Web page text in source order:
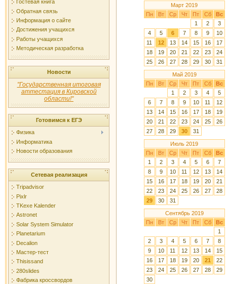
Гостевая книга
Обратная связь
Информация о сайте
Достижения учащихся
Работы учащихся
Методическая разработка
Новости
"Государственная итоговая
аттестация в Кировской
области!"
Готовимся к ЕГЭ
Физика
Информатика
Новости образования
Сетевая реализация
Tripadvisor
Pixlr
TKexe Kalender
Astronet
Solar System Simulator
Planetarium
Decalion
Мастер-тест
Thisissand
280slides
Фабрика кроссвордов
Март 2019
Пн
Вт Ср Чт Пт Сб
Вс
1
2
3
4
5 6 7 8 9
10
11
12 13 14 15 16
17
18
19 20 21 22 23
24
25
26 27 28 29 30 31
Май 2019
Пн
Вт Ср Чт Пт Сб
Вс
1
2 3 4
5
6
7 8 9 10 11
12
13
14 15 16 17 18
19
20
21 22 23 24 25
26
27
28 29 30 31
Июль 2019
Пн
Вт Ср Чт Пт Сб
Вс
1
2 3 4 5 6
7
8
9 10 11 12 13
14
15
16 17 18 19 20
21
22
23 24 25 26 27
28
29
30 31
Сентябрь 2019
Пн
Вт Ср Чт Пт Сб
Вс
1
2
3 4 5 6 7
8
9
10 11 12 13 14
15
16
17 18 19 20 21
22
23
24 25 26 27 28
29
30